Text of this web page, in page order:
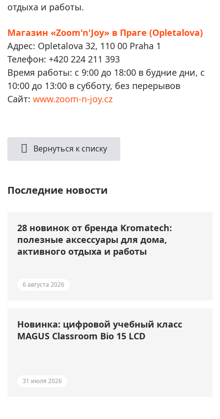
отдыха и работы.
Магазин «Zoom'n'Joy» в Праге (Opletalova)
Адрес: Opletalova 32, 110 00 Praha 1
Телефон: +420 224 211 393
Время работы: с 9:00 до 18:00 в будние дни, с
10:00 до 13:00 в субботу, без перерывов
Сайт: www.zoom-n-joy.cz
Вернуться к списку
Последние новости
28 новинок от бренда Kromatech:
полезные аксессуары для дома,
активного отдыха и работы
6 августа 2026
Новинка: цифровой учебный класс
MAGUS Classroom Bio 15 LCD
31 июля 2026